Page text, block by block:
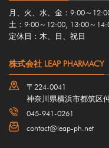
月、火、水、金：9:00～
土：9:00～12:00, 13:00～
定休日：木、日、祝日
株式会社 LEAP PHARMACY
〒224-0041
神奈川県横浜市都筑区
045-941-0261
contact@leap-ph.net